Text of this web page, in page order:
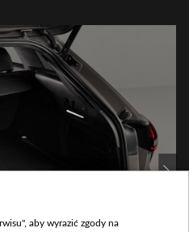
aby wyrazić zgody na